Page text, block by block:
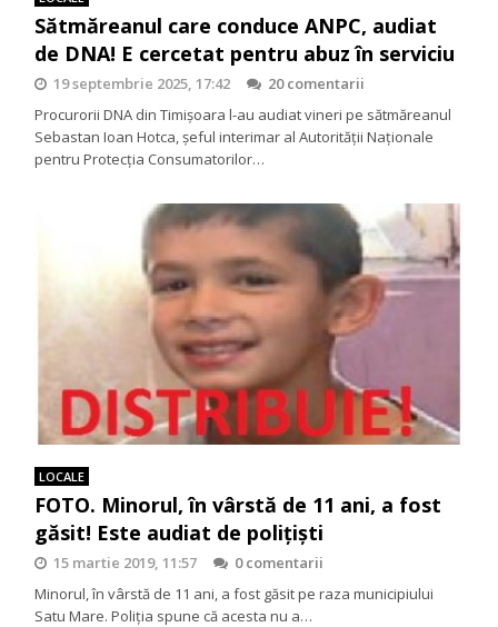
Sătmăreanul care conduce ANPC, audiat
de DNA! E cercetat pentru abuz în serviciu
19 septembrie 2025, 17:42
20 comentarii
Procurorii DNA din Timişoara l-au audiat vineri pe sătmăreanul
Sebastan Ioan Hotca, şeful interimar al Autorității Naționale
pentru Protecția Consumatorilor…
LOCALE
FOTO. Minorul, în vârstă de 11 ani, a fost
găsit! Este audiat de polițiști
15 martie 2019, 11:57
0 comentarii
Minorul, în vârstă de 11 ani, a fost găsit pe raza municipiului
Satu Mare. Poliția spune că acesta nu a…